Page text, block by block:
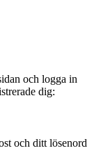
och logga in
dig:
och ditt lösenord